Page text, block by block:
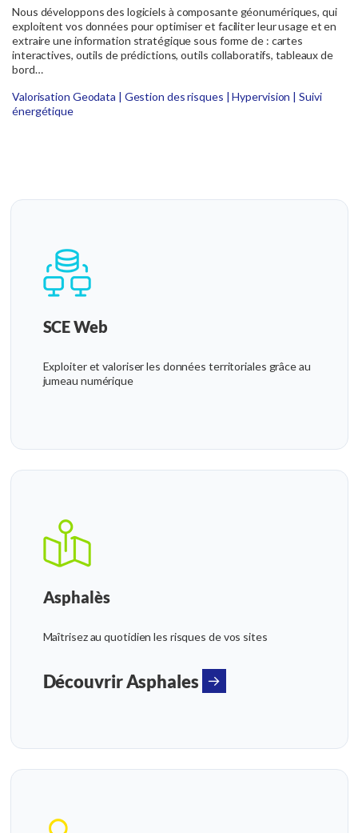
Nous développons des logiciels à composante géonumériques, qui
exploitent vos données pour optimiser et faciliter leur usage et en
extraire une information stratégique sous forme de : cartes
interactives, outils de prédictions, outils collaboratifs, tableaux de
bord…
Valorisation Geodata | Gestion des risques | Hypervision | Suivi
énergétique
SCE Web
Exploiter et valoriser les données territoriales grâce au
jumeau numérique
Asphalès
Maîtrisez au quotidien les risques de vos sites
Découvrir Asphales